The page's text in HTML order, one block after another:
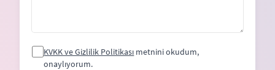
KVKK ve Gizlilik Politikası metnini okudum,
onaylıyorum.